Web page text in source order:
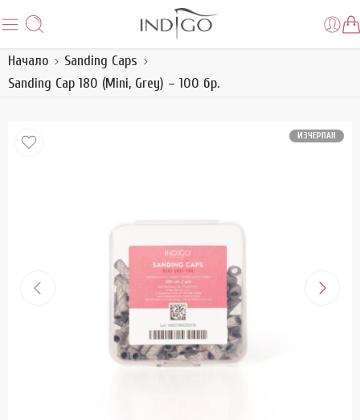
Начало
Sanding Caps
Sanding Cap 180 (Mini, Grey) – 100 бр.
ИЗЧЕРПАН